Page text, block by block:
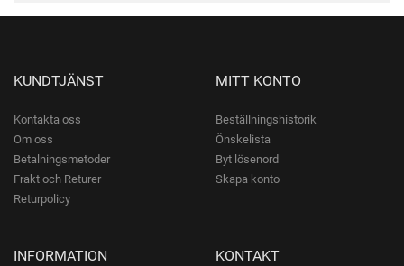
KUNDTJÄNST
Kontakta oss
Om oss
Betalningsmetoder
Frakt och Returer
Returpolicy
MITT KONTO
Beställningshistorik
Önskelista
Byt lösenord
Skapa konto
INFORMATION KONTAKT